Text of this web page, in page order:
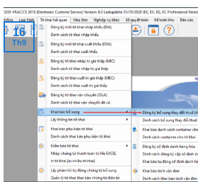
16
Th9